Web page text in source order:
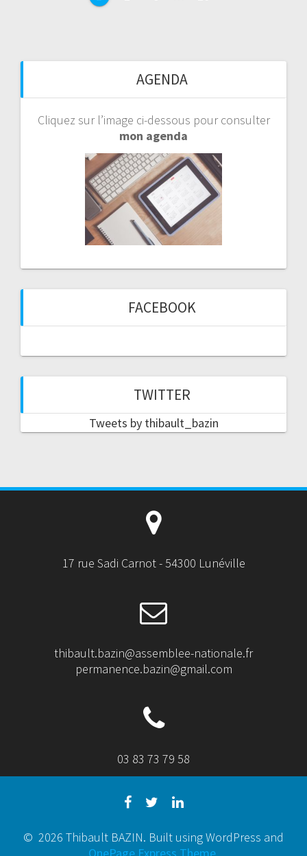
AGENDA
Cliquez sur l’image ci-dessous pour consulter
mon agenda
FACEBOOK
TWITTER
Tweets by thibault_bazin
17 rue Sadi Carnot - 54300 Lunéville
thibault.bazin@assemblee-nationale.fr
permanence.bazin@gmail.com
03 83 73 79 58
© 2026 Thibault BAZIN. Built using WordPress and
OnePage Express Theme